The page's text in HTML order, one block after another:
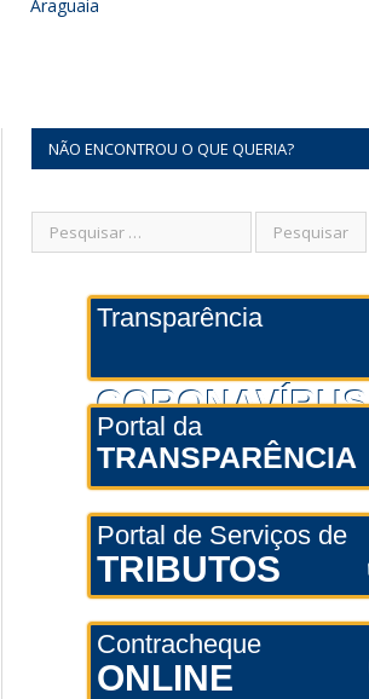
Araguaia
NÃO ENCONTROU O QUE QUERIA?
Transparência
CORONAVÍRUS
Portal da
TRANSPARÊNCIA
Portal de Serviços de
TRIBUTOS
Contracheque
ONLINE